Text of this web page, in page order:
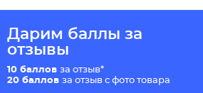
Дарим баллы за
отзывы
10 баллов за отзыв*
20 баллов за отзыв с фото товара